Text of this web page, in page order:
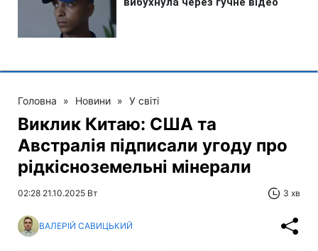
Головна » Новини » У світі
Виклик Китаю: США та
Австралія підписали угоду про
рідкісноземельні мінерали
02:28 21.10.2025 Вт 3 хв
ВАЛЕРІЙ САВИЦЬКИЙ